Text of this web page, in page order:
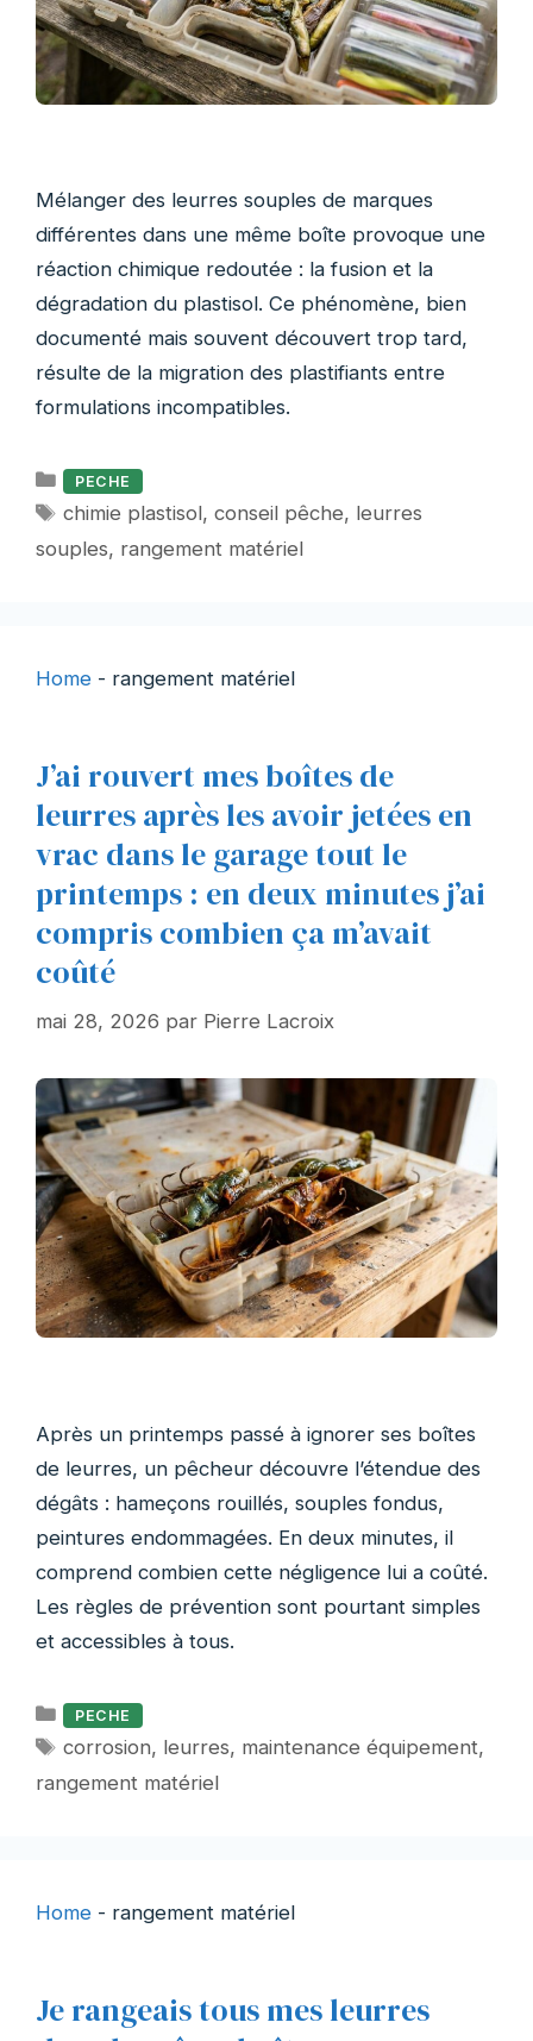
Mélanger des leurres souples de marques
différentes dans une même boîte provoque une
réaction chimique redoutée : la fusion et la
dégradation du plastisol. Ce phénomène, bien
documenté mais souvent découvert trop tard,
résulte de la migration des plastifiants entre
formulations incompatibles.
Catégories
PECHE
Étiquettes
chimie plastisol,conseil pêche, leurres
souples, rangement matériel
Home - rangement matériel
J’ai rouvert mes boîtes de
leurres après les avoir jetées en
vrac dans le garage tout le
printemps : en deux minutes j’ai
compris combien ça m’avait
coûté
mai 28, 2026 par Pierre Lacroix
Après un printemps passé à ignorer ses boîtes
de leurres, un pêcheur découvre l’étendue des
dégâts : hameçons rouillés, souples fondus,
peintures endommagées. En deux minutes, il
comprend combien cette négligence lui a coûté.
Les règles de prévention sont pourtant simples
et accessibles à tous.
Catégories
PECHE
Étiquettes
corrosion, leurres, maintenance équipement,
rangement matériel
Home - rangement matériel
Je rangeais tous mes leurres